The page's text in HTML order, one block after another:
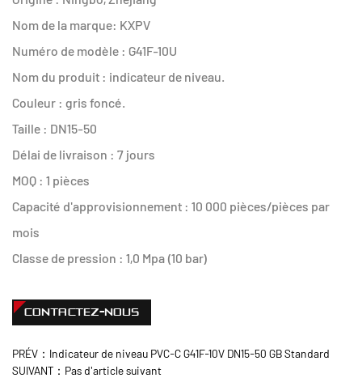
Nom de la marque: KXPV
Numéro de modèle : G41F-10U
Nom du produit : indicateur de niveau.
Couleur : gris foncé.
Taille : DN15-50
Délai de livraison : 7 jours
MOQ : 1 pièces
Capacité d'approvisionnement : 10 000 pièces/pièces par
mois
Classe de pression : 1,0 Mpa (10 bar)
CONTACTEZ-NOUS
PRÉV：Indicateur de niveau PVC-C G41F-10V DN15-50 GB Standard
SUIVANT：Pas d'article suivant